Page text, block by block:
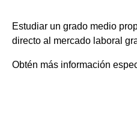
Estudiar un grado medio
directo al mercado laboral
Obtén más información